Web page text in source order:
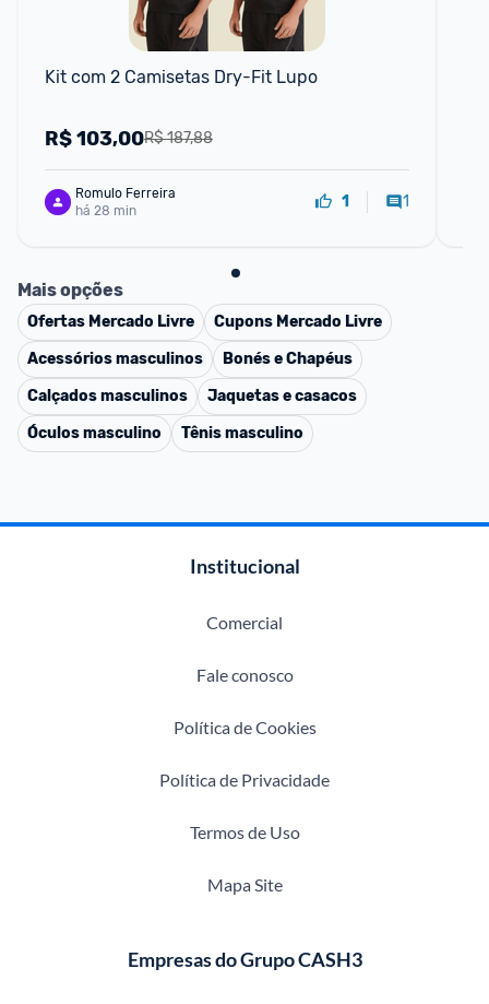
Kit com 2 Camisetas Dry-Fit Lupo
R$ 187,88
R$103,00
Romulo Ferreira
há 28 min
1 1
Mais opções
Ofertas Mercado Livre Cupons Mercado Livre
Acessórios masculinos
Bonés e Chapéus
Calçados masculinos
Jaquetas e casacos
Óculos masculino
Tênis masculino
Institucional
Comercial
Fale conosco
Política de Cookies
Política de Privacidade
Termos de Uso
Mapa Site
Empresas do Grupo CASH3